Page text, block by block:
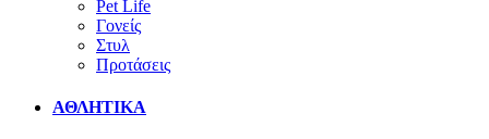
Pet Life
Γονείς
Στυλ
Προτάσεις
ΑΘΛΗΤΙΚΑ